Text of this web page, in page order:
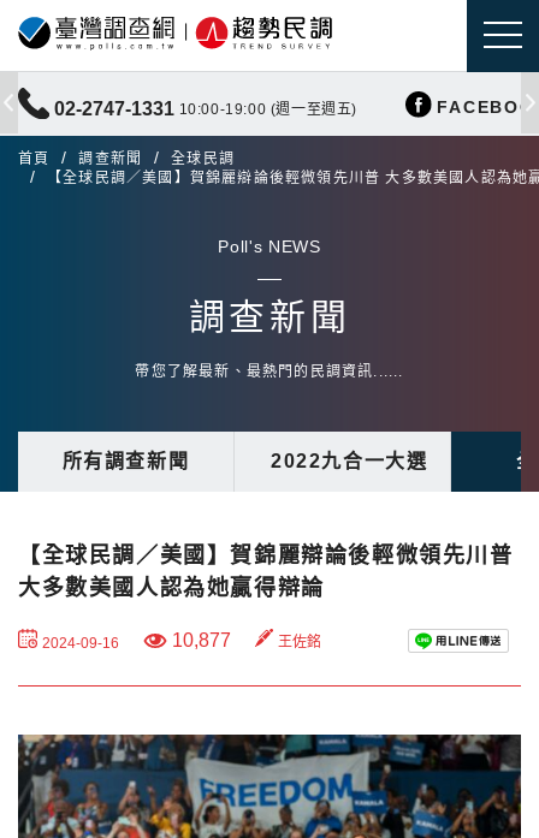
02-2747-1331 10:00-19:00 (週一至週五)
首頁 調查新聞
全球民調
【全球民調／美國】賀錦麗辯論後輕微領先川普 大多數美國人認為她
Poll's NEWS
調查新聞
帶您了解最新、最熱門的民調資訊......
所有調查新聞 2022九合一大選
【全球民調／美國】賀錦麗辯論後輕微領先川普
大多數美國人認為她贏得辯論
2024-09-16 10,877 王佐銘